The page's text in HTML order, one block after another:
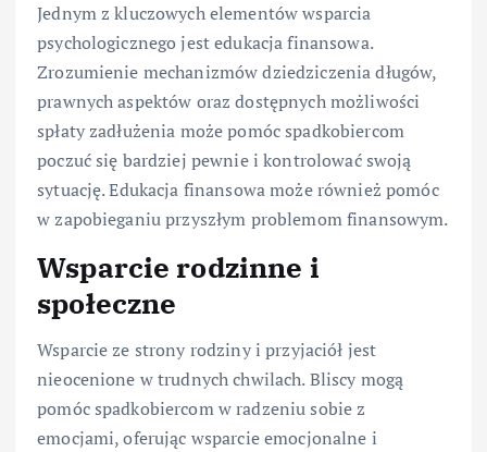
Jednym z kluczowych elementów wsparcia
psychologicznego jest edukacja finansowa.
Zrozumienie mechanizmów dziedziczenia długów,
prawnych aspektów oraz dostępnych możliwości
spłaty zadłużenia może pomóc spadkobiercom
poczuć się bardziej pewnie i kontrolować swoją
sytuację. Edukacja finansowa może również pomóc
w zapobieganiu przyszłym problemom finansowym.
Wsparcie rodzinne i
społeczne
Wsparcie ze strony rodziny i przyjaciół jest
nieocenione w trudnych chwilach. Bliscy mogą
pomóc spadkobiercom w radzeniu sobie z
emocjami, oferując wsparcie emocjonalne i